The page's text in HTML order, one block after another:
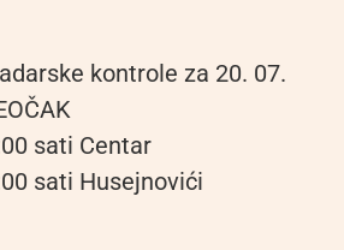
kontrole za 20. 07.
sati Centar
sati Husejnovići